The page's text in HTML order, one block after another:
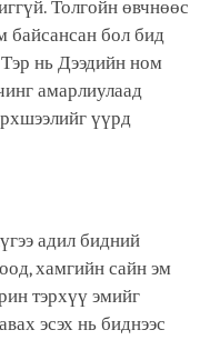
Толгойн өвчнөөс
байсансан бол бид
нь Дээдийн ном
амарлиулаад
үүрд
адил бидний
хамгийн сайн эм
тэрхүү эмийг
эсэх нь биднээс